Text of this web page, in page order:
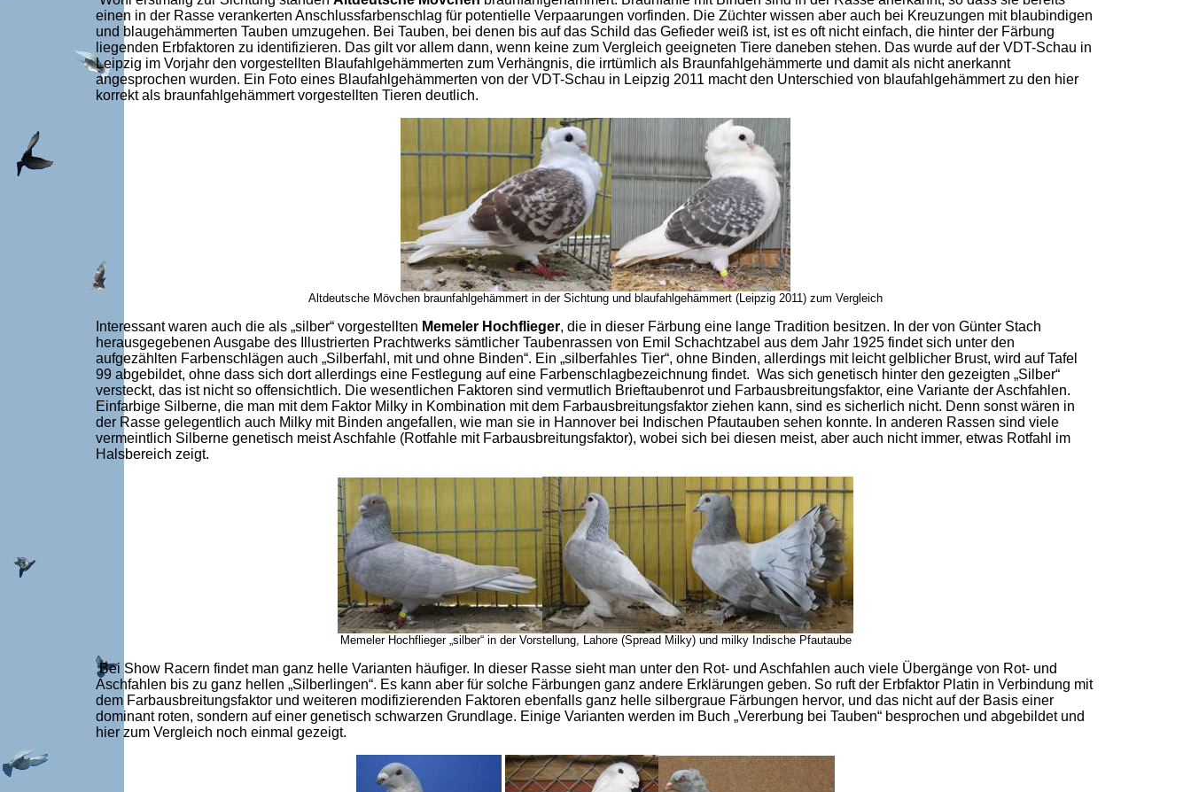
einen in der Rasse verankerten Anschlussfarbenschlag für potentielle Verpaarungen vorfinden. Die Züchter wissen aber auch bei Kreuzungen mit blaubindigen
und blaugehämmerten Tauben umzugehen. Bei Tauben, bei denen bis auf das Schild das Gefieder weiß ist, ist es oft nicht einfach, die hinter der Färbung
liegenden Erbfaktoren zu identifizieren. Das gilt vor allem dann, wenn keine zum Vergleich geeigneten Tiere daneben stehen. Das wurde auf der VDT-Schau in
Leipzig im Vorjahr den vorgestellten Blaufahlgehämmerten zum Verhängnis, die irrtümlich als Braunfahlgehämmerte und damit als nicht anerkannt
angesprochen wurden. Ein Foto eines Blaufahlgehämmerten von der VDT-Schau in Leipzig 2011 macht den Unterschied von blaufahlgehämmert zu den hier
korrekt als braunfahlgehämmert vorgestellten Tieren deutlich.
Altdeutsche Mövchen braunfahlgehämmert in der Sichtung und blaufahlgehämmert (Leipzig 2011) zum Vergleich
Interessant waren auch die als „silber“ vorgestellten Memeler Hochflieger, die in dieser Färbung eine lange Tradition besitzen. In der von Günter Stach
herausgegebenen Ausgabe des Illustrierten Prachtwerks sämtlicher Taubenrassen von Emil Schachtzabel aus dem Jahr 1925 findet sich unter den
aufgezählten Farbenschlägen auch „Silberfahl, mit und ohne Binden“. Ein „silberfahles Tier“, ohne Binden, allerdings mit leicht gelblicher Brust, wird auf Tafel
99 abgebildet, ohne dass sich dort allerdings eine Festlegung auf eine Farbenschlagbezeichnung findet. Was sich genetisch hinter den gezeigten „Silber“
versteckt, das ist nicht so offensichtlich. Die wesentlichen Faktoren sind vermutlich Brieftaubenrot und Farbausbreitungsfaktor, eine Variante der Aschfahlen.
Einfarbige Silberne, die man mit dem Faktor Milky in Kombination mit dem Farbausbreitungsfaktor ziehen kann, sind es sicherlich nicht. Denn sonst wären in
der Rasse gelegentlich auch Milky mit Binden angefallen, wie man sie in Hannover bei Indischen Pfautauben sehen konnte. In anderen Rassen sind viele
vermeintlich Silberne genetisch meist Aschfahle (Rotfahle mit Farbausbreitungsfaktor), wobei sich bei diesen meist, aber auch nicht immer, etwas Rotfahl im
Halsbereich zeigt.
Memeler Hochflieger „silber“ in der Vorstellung, Lahore (Spread Milky) und milky Indische Pfautaube
Bei Show Racern findet man ganz helle Varianten häufiger. In dieser Rasse sieht man unter den Rot- und Aschfahlen auch viele Übergänge von Rot- und
Aschfahlen bis zu ganz hellen „Silberlingen“. Es kann aber für solche Färbungen ganz andere Erklärungen geben. So ruft der Erbfaktor Platin in Verbindung mit
dem Farbausbreitungsfaktor und weiteren modifizierenden Faktoren ebenfalls ganz helle silbergraue Färbungen hervor, und das nicht auf der Basis einer
dominant roten, sondern auf einer genetisch schwarzen Grundlage. Einige Varianten werden im Buch „Vererbung bei Tauben“ besprochen und abgebildet und
hier zum Vergleich noch einmal gezeigt.